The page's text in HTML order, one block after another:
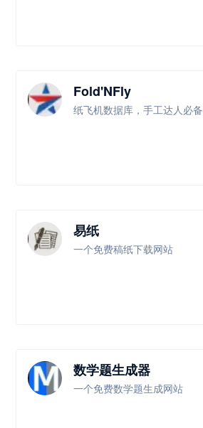
Fold'NFly
纸飞机数据库，手工达人必备
易纸
一个免费稿纸下载网站
数学题生成器
一个免费数学题生成网站